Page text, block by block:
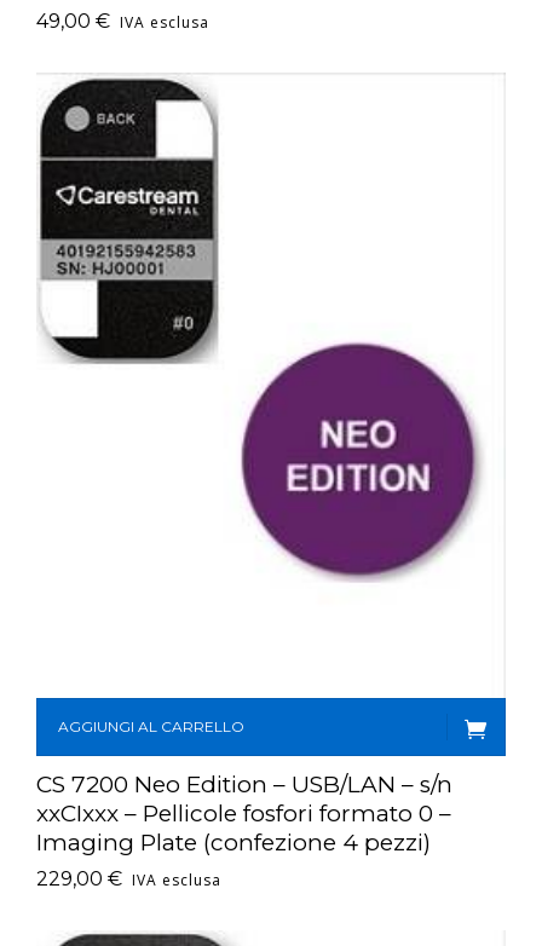
49,00 € IVA esclusa
AGGIUNGI AL CARRELLO
CS 7200 Neo Edition – USB/LAN – s/n
xxCIxxx – Pellicole fosfori formato 0 –
Imaging Plate (confezione 4 pezzi)
229,00 € IVA esclusa